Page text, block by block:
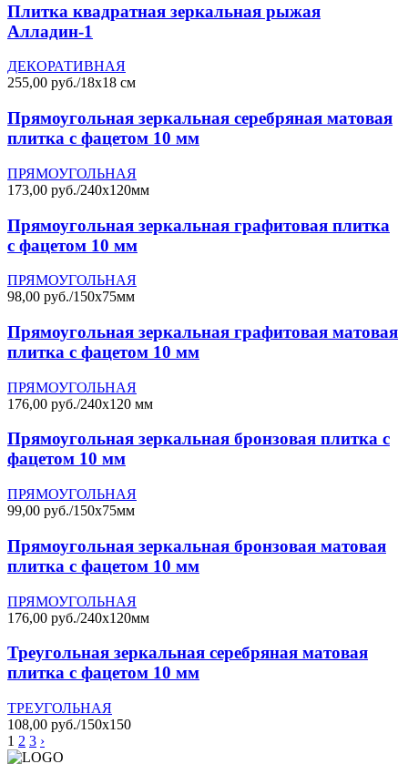
Плитка квадратная зеркальная рыжая
Алладин-1
ДЕКОРАТИВНАЯ
255,00 руб./18х18 см
Прямоугольная зеркальная серебряная матовая
плитка с фацетом 10 мм
ПРЯМОУГОЛЬНАЯ
173,00 руб./240х120мм
Прямоугольная зеркальная графитовая плитка
с фацетом 10 мм
ПРЯМОУГОЛЬНАЯ
98,00 руб./150х75мм
Прямоугольная зеркальная графитовая матовая
плитка с фацетом 10 мм
ПРЯМОУГОЛЬНАЯ
176,00 руб./240х120 мм
Прямоугольная зеркальная бронзовая плитка с
фацетом 10 мм
ПРЯМОУГОЛЬНАЯ
99,00 руб./150х75мм
Прямоугольная зеркальная бронзовая матовая
плитка с фацетом 10 мм
ПРЯМОУГОЛЬНАЯ
176,00 руб./240х120мм
Треугольная зеркальная серебряная матовая
плитка с фацетом 10 мм
ТРЕУГОЛЬНАЯ
108,00 руб./150х150
1 2 3 ›